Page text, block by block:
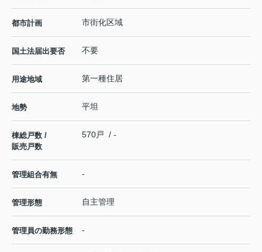
都市計画 市街化区域
国土法届出要否 不要
用途地域 第一種住居
地勢 平坦
棟総戸数 /
販売戸数
570戸 / -
管理組合有無 -
管理形態 自主管理
管理員の勤務形態 -